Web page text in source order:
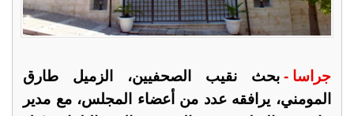
جراسا - بحث نقيب الصحفيين، الزميل طارق
المومني، يرافقه عدد من أعضاء المجلس، مع مدير